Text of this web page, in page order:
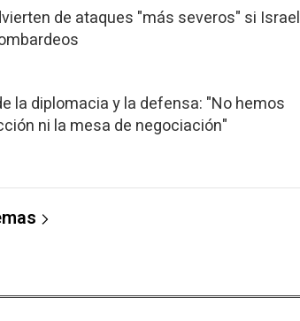
de ataques "más severos" si Israel
la diplomacia y la defensa: "No hemos
ni la mesa de negociación"